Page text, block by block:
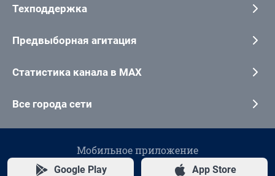
Техподдержка
Предвыборная агитация
Статистика канала в MAX
Все города сети
Мобильное приложение
Google Play App Store